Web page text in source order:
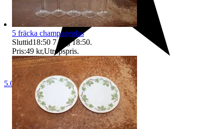
5.0
5 fräcka champageglas
Sluttid18:50 7 aug 18:50.
Pris:49 kr,Utropspris.